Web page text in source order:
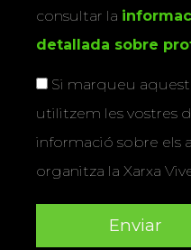
consultar la
detallada sobre
Si marqueu
utilitzem les vostres
informació sobre els
organitza la Xarxa